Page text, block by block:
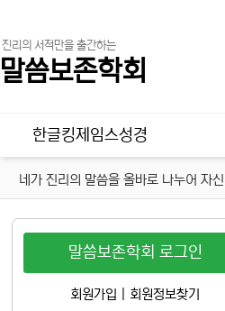
진리의 서적만을 출간하는
말씀보존학회
메인 메뉴
한글킹제임스성경
네가 진리의 말씀을 올바로 나누어 자
말씀보존학회 로그인
회원가입 회원정보찾기